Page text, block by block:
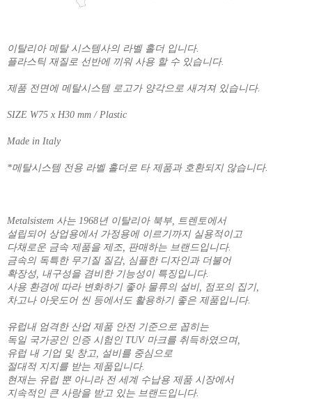
이탈리아 메탈 시스템사의 라벨 홀더 입니다.
플라스틱 재질로 선반에 끼워 사용 할 수 있습니다.
제품 전면에 메탈시스템 로고가 양각으로 새겨져 있습니다.
SIZE W75 x H30 mm / Plastic
Made in Italy
*메탈시스템 전용 라벨 홀더로 타 제품과 호환되지 않습니다.
Metalsistem 사는 1968년 이탈리아 북부, 트렌토에서
설립되어 상업용에서 가정용에 이르기까지 실용적이고
다채로운 금속 제품을 제조, 판매하는 브랜드입니다.
금속의 독특한 무기질 질감, 심플한 디자인과 더불어
확장성, 내구성을 겸비한 기능성이 특징입니다.
사용 환경에 따라 변화하기 좋아 물류의 설비, 점포의 집기,
차고나 아웃도어 씬 등에서도 활용하기 좋은 제품입니다.
유럽내 엄격한 산업 제품 안전 기준으로 꼽히는
독일 국가공인 인증 시험인 TUV 마크를 취득하였으며,
유럽 내 기업 및 창고, 설비를 중심으로
절대적 지지를 받는 제품입니다.
현재는 유럽 뿐 아니라 전 세계 수납용 제품 시장에서
지속적인 큰 사랑을 받고 있는 브랜드입니다.